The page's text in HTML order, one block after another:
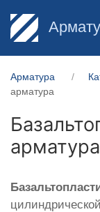
Арматура
арматура
арматура